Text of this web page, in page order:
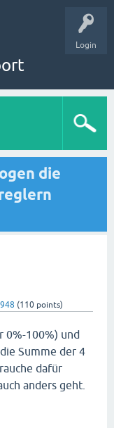
Login
die
(110 points)
0%-100%) und
Summe der 4
dafür
anders geht.